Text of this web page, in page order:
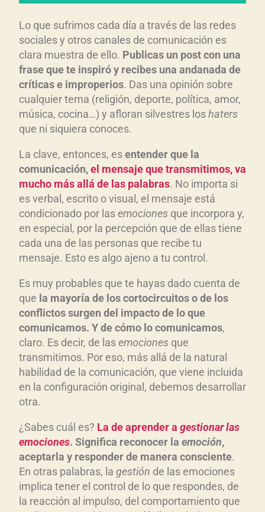
Lo que sufrimos cada día a través de las redes
sociales y otros canales de comunicación es
clara muestra de ello. Publicas un post con una
frase que te inspiró y recibes una andanada de
críticas e improperios. Das una opinión sobre
cualquier tema (religión, deporte, política, amor,
música, cocina…) y afloran silvestres loshaters
que ni siquiera conoces.
La clave, entonces, esentender que la
comunicación,el mensaje que transmitimos, va
mucho más allá de las palabras. No importa si
es verbal, escrito o visual, el mensaje está
condicionado por lasemociones que incorpora y,
en especial, por la percepción que de ellas tiene
cada una de las personas que recibe tu
mensaje. Esto es algo ajeno a tu control.
Es muy probables que te hayas dado cuenta de
que la mayoría de los cortocircuitos o de los
conflictos surgen del impacto de lo que
comunicamos. Y de cómo lo comunicamos,
claro. Es decir, de lasemociones que
transmitimos. Por eso, más allá de la natural
habilidad de la comunicación, que viene incluida
en la configuración original, debemos desarrollar
otra.
¿Sabes cuál es? La de aprender a gestionar las
emociones. Significa reconocer la emoción,
aceptarla y responder de manera consciente.
En otras palabras, la gestión de las emociones
implica tener el control de lo que respondes, de
la reacción al impulso, del comportamiento que